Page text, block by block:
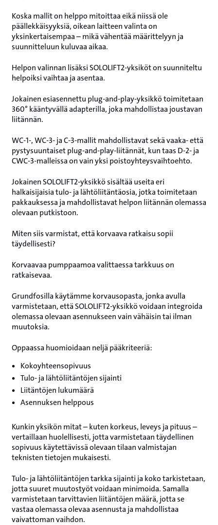
Koska mallit on helppo mitoittaa eikä niissä ole
päällekkäisyyksiä, oikean laitteen valinta on
yksinkertaisempaa – mikä vähentää määrittelyyn ja
suunnitteluun kuluvaa aikaa.
Helpon valinnan lisäksi SOLOLIFT2‑yksiköt on suunniteltu
helpoiksi vaihtaa ja asentaa.
Jokainen esiasennettu plug‑and‑play‑yksikkö toimitetaan
360° kääntyvällä adapterilla, joka mahdollistaa joustavan
liitännän.
WC‑1‑, WC‑3‑ ja C‑3‑mallit mahdollistavat sekä vaaka‑ että
pystysuuntaiset plug‑and‑play‑liitännät, kun taas D‑2‑ ja
CWC‑3‑malleissa on vain yksi poistoyhteysvaihtoehto.
Jokainen SOLOLIFT2‑yksikkö sisältää useita eri
halkaisijaisia tulo‑ ja lähtöliitäntäosia, jotka toimitetaan
pakkauksessa ja mahdollistavat helpon liitännän olemassa
olevaan putkistoon.
Miten siis varmistat, että korvaava ratkaisu sopii
täydellisesti?
Korvaavaa pumppaamoa valittaessa tarkkuus on
ratkaisevaa.
Grundfosilla käytämme korvausopasta, jonka avulla
varmistetaan, että SOLOLIFT2‑yksikkö voidaan integroida
olemassa olevaan asennukseen vain vähäisin tai ilman
muutoksia.
Oppaassa huomioidaan neljä pääkriteeriä:
Kokoyhteensopivuus
Tulo‑ ja lähtöliitäntöjen sijainti
Liitäntöjen lukumäärä
Asennuksen helppous
Kunkin yksikön mitat – kuten korkeus, leveys ja pituus –
vertaillaan huolellisesti, jotta varmistetaan täydellinen
sopivuus käytettävissä olevaan tilaan valmistajan
teknisten tietojen mukaisesti.
Tulo‑ ja lähtöliitäntöjen tarkka sijainti ja koko tarkistetaan,
jotta suuret muutostyöt voidaan minimoida. Samalla
varmistetaan tarvittavien liitäntöjen määrä, jotta se
vastaa olemassa olevaa asennusta ja mahdollistaa
vaivattoman vaihdon.